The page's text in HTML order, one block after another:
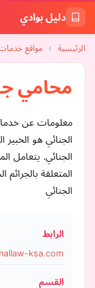
دليل بوادي
الرئيسية › مواقع
محامي
معلومات عن
الجنائي هو
الجنائي. يتعامل
المتعلقة بالجرائم
الجنائي
الرابط
ksa.com
القسم